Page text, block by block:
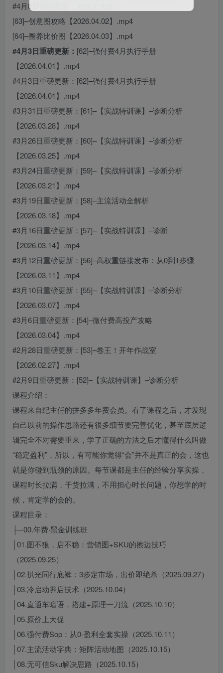
#4月8日重磅更新：原价上大促
[63]–创意图攻略【2026.04.02】.mp4
[64]–圈养比价图【2026.04.03】.mp4
#4月3日重磅更新： [62]–强付费4月执行手册
【2026.04.01】.mp4
#4月3日重磅更新：[62]–强付费4月执行手册
【2026.04.01】.mp4
#3月31日重磅更新：[61]–【实战特训课】–诊断分析
【2026.03.28】.mp4
#3月26日重磅更新：[60]–【实战特训课】–诊断分析
【2026.03.25】.mp4
#3月24日重磅更新：[59]–【实战特训课】–诊断分析
【2026.03.21】.mp4
#3月19日重磅更新：[58]–主流活动全解析
【2026.03.18】.mp4
#3月16日重磅更新：[57]–【实战特训课】–诊断
【2026.03.14】.mp4
#3月12日重磅更新：[56]–高权重链接发布：从0到1步骤
【2026.03.11】.mp4
#3月10日重磅更新：[55]–【实战特训课】–诊断分析
【2026.03.07】.mp4
#3月6日重磅更新：[54]–微付费高投产攻略
【2026.03.04】.mp4
#2月28日重磅更新：[53]–卷王！开年作战室
【2026.02.27】.mp4
#2月9日重磅更新：[52]–【实战特训课】–诊断分析
课程介绍：
课程来自纪主任的拼多多年费会员。看了课程之后，才发现
自己以前的操作思路还有很多细节要完善优化，甚至底层逻
辑完全不对需要重来，学了正确的方法之后才懂得什么叫做
“稳定盈利”，所以，有可能你觉得“会”并不是真正的会，这也
就是你碰到瓶颈的原因。每节课都是主任的经验分享实操，
课程时长拉满，干货拉满，不用担心时长问题，你想学的时
候，肯定学的会的。
课程目录：
├─00.年费·黑金训练班
│01.图不狠，店不稳：营销图+SKU的擦边技巧
（2025.09.25）
│02.扒光同行底裤：3步定市场，出价即绝杀（2025.09.27）
│03.冷启动养店技术（2025.10.04）
│04.直通车暗语，搭建+原理一刀流（2025.10.10）
│05.原价上大促
│06.强付费Sop：从0-盈利全套实操（2025.10.11）
│07.主流活动字典：矩阵活动地图（2025.10.15）
│08.无可信Sku解决思路（2025.10.15）